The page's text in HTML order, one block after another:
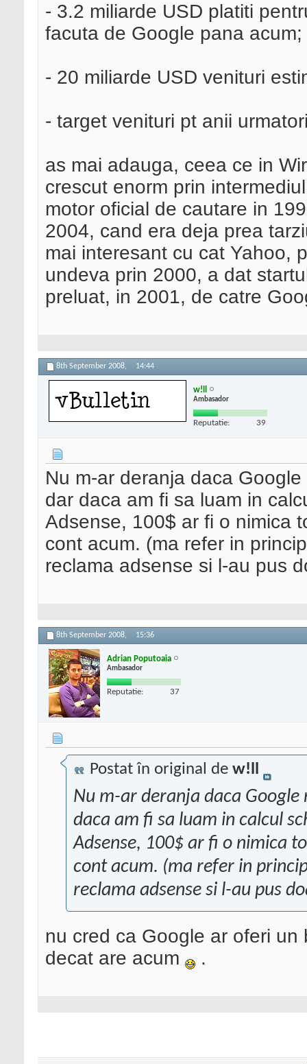
- 3.2 miliarde USD platiti
facuta de Google pana acum;
- 20 miliarde USD venituri
- target venituri pt anii
as mai adauga, ceea ce in
crescut enorm prin
motor oficial de cautare in
2004, cand era deja prea
mai interesant cu cat Yahoo,
undeva prin 2000, a dat
preluat, in 2001, de catre
8th September 2008, 14:44
w!ll
Ambasador
Reputatie: 39
Nu m-ar deranja daca
dar daca am fi sa luam in
Adsense, 100$ ar fi o nimica
cont acum. (ma refer in
reclama adsense si l-au pus
8th September 2008, 15:36
Adrian Poputoaia
Ambasador
Reputatie: 37
Postat în original de w!ll
Nu m-ar deranja daca
daca am fi sa luam in calcul
Adsense, 100$ ar fi o nimica
cont acum. (ma refer in
reclama adsense si l-au pus
nu cred ca Google ar oferi
decat are acum
.